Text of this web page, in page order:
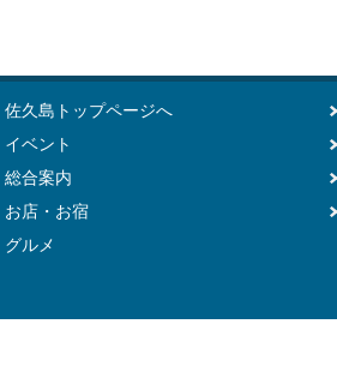
佐久島トップページへ
イベント
総合案内
お店・お宿
グルメ